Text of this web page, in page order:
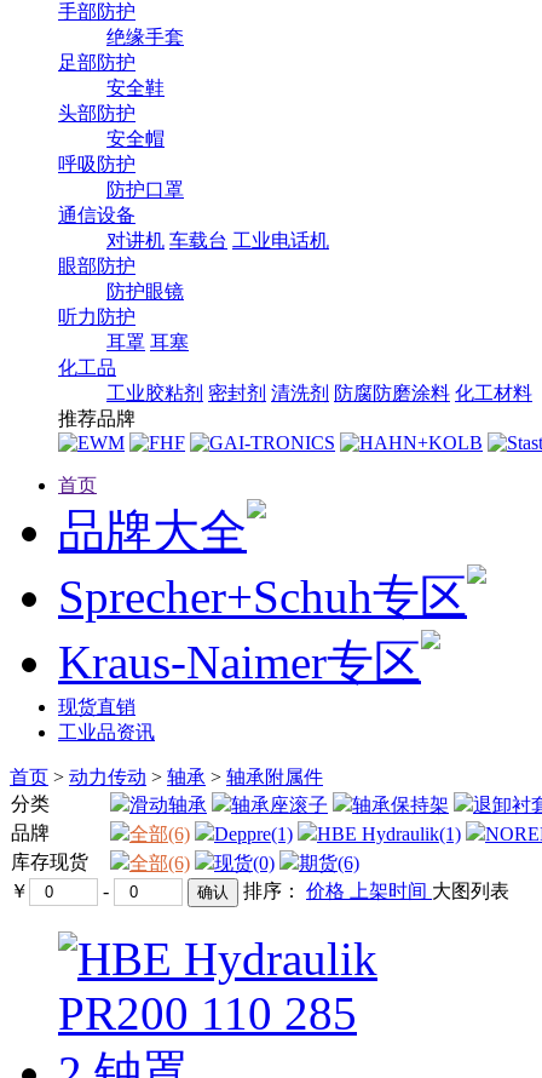
手部防护
绝缘手套
足部防护
安全鞋
头部防护
安全帽
呼吸防护
防护口罩
通信设备
对讲机 车载台 工业电话机
眼部防护
防护眼镜
听力防护
耳罩 耳塞
化工品
工业胶粘剂 密封剂 清洗剂 防腐防磨涂料 化工材料
推荐品牌
首页
品牌大全
Sprecher+Schuh专区
Kraus-Naimer专区
现货直销
工业品资讯
首页 > 动力传动 > 轴承 > 轴承附属件
分类
滑动轴承 轴承座滚子 轴承保持架
退卸衬
品牌
全部(6) Deppre(1) HBE Hydraulik(1)
库存现货
全部(6) 现货(0)
期货(6)
￥
- 排序： 价格 上架时间 大图列表